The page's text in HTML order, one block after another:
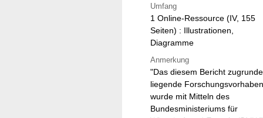
Umfang
1 Online-Ressource (IV, 155
Seiten) : Illustrationen,
Diagramme
Anmerkung
"Das diesem Bericht zugrunde
liegende Forschungsvorhaben
wurde mit Mitteln des
Bundesministeriums für